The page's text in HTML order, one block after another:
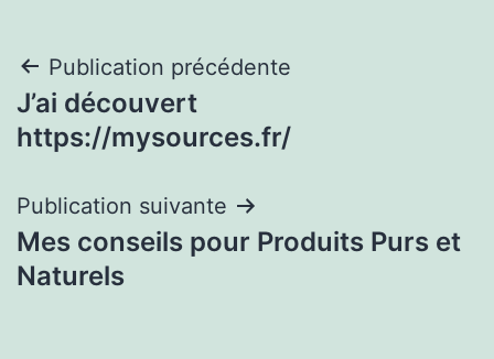
Navigation
de
Publication précédente
J’ai découvert
https://mysources.fr/
Publication suivante
Mes conseils pour Produits Purs et
Naturels